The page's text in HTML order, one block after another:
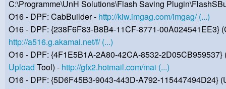
C:\Programme\UnH Solutions\Flash Saving
O16 - DPF: CabBuilder - http://kiw.imgag.com/imgag/ (...)
O16 - DPF: {238F6F83-B8B4-11CF-8771-00A024541EE3}
http://a516.g.akamai.net/f/ (...)
O16 - DPF: {4F1E5B1A-2A80-42CA-8532-2D05CB959537}
Upload Tool) - http://gfx2.hotmail.com/mai (...)
O16 - DPF: {5D6F45B3-9043-443D-A792-115447494D24}